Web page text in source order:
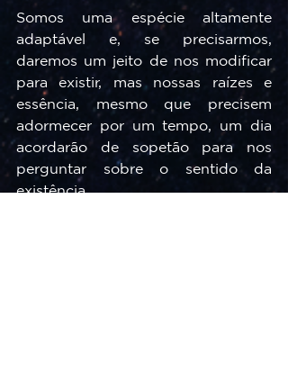
Somos uma espécie altamente
adaptável e, se precisarmos,
daremos um jeito de nos modificar
para existir, mas nossas raízes e
essência, mesmo que precisem
adormecer por um tempo, um dia
acordarão de sopetão para nos
perguntar sobre o sentido da
existência.